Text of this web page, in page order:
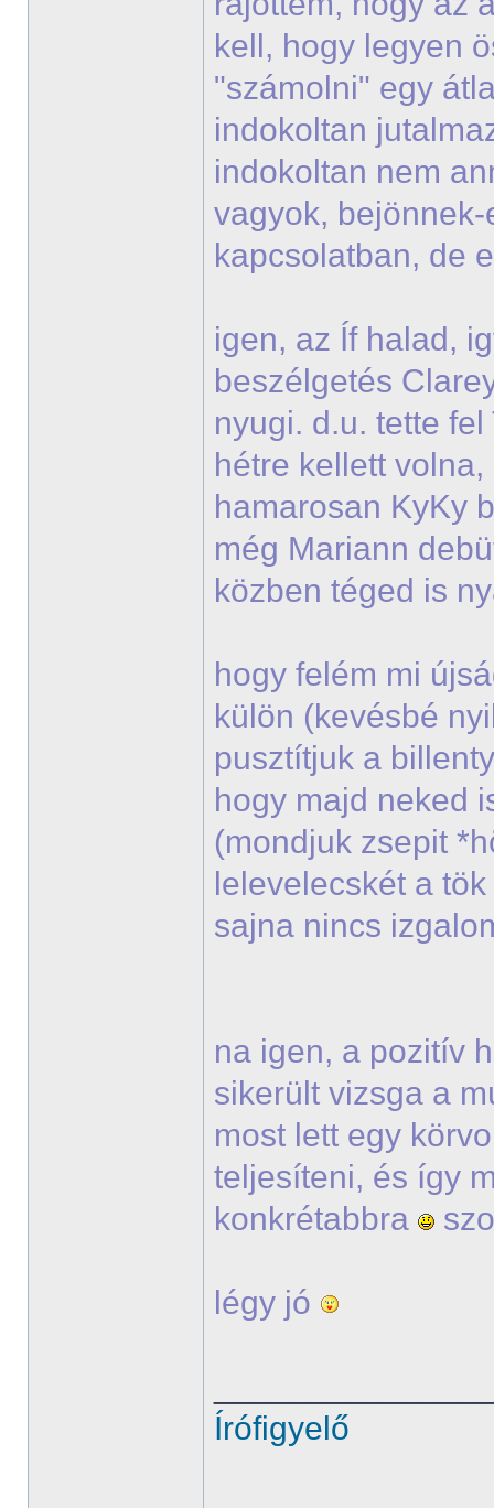
kell, hogy legyen
"számolni" egy
indokoltan
indokoltan nem
vagyok,
kapcsolatban, de
igen, az Íf halad,
beszélgetés
nyugi. d.u. tette
hétre kellett
hamarosan KyKy
még Mariann
közben téged is
hogy felém mi
külön (kevésbé
pusztítjuk a
hogy majd neked
(mondjuk zsepit
lelevelecskét a
sajna nincs
na igen, a pozitív
sikerült vizsga a
most lett egy
teljesíteni, és így
konkrétabbra
légy jó
Írófigyelő